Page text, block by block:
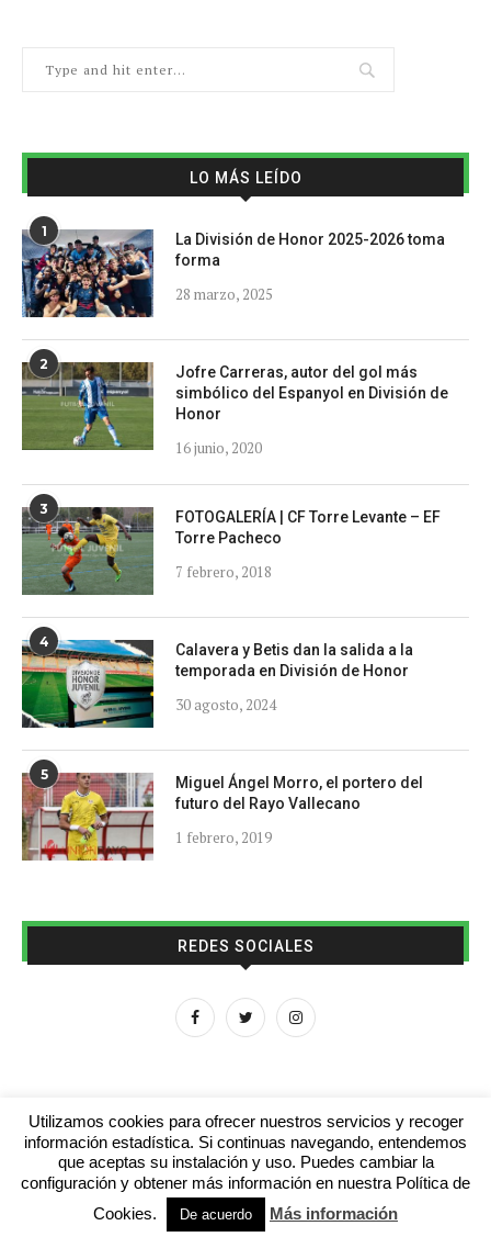
LO MÁS LEÍDO
1
La División de Honor 2025-2026 toma
forma
28 marzo, 2025
2
Jofre Carreras, autor del gol más
simbólico del Espanyol en División de
Honor
16 junio, 2020
3
FOTOGALERÍA | CF Torre Levante – EF
Torre Pacheco
7 febrero, 2018
4
Calavera y Betis dan la salida a la
temporada en División de Honor
30 agosto, 2024
5
Miguel Ángel Morro, el portero del
futuro del Rayo Vallecano
1 febrero, 2019
REDES SOCIALES
Aviso legal Contacto Colabora con nosotros
© 2016 - futboljuvenil.es
Utilizamos cookies para ofrecer nuestros servicios y recoger
información estadística. Si continuas navegando, entendemos
que aceptas su instalación y uso. Puedes cambiar la
configuración y obtener más información en nuestra Política de
Cookies.
De acuerdo Más información